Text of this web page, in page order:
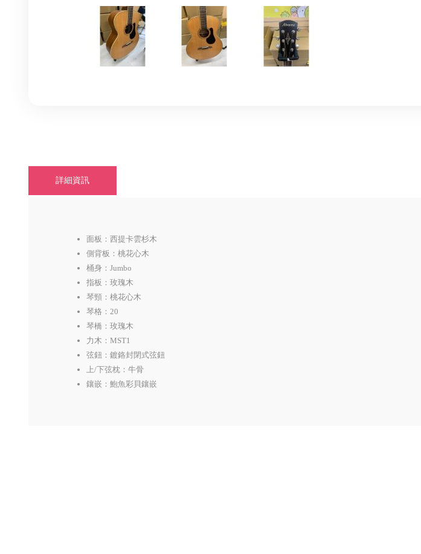
詳細資訊
面板：西提卡雲杉木
側背板：桃花心木
桶身：Jumbo
指板：玫瑰木
琴頸：桃花心木
琴格：20
琴橋：玫瑰木
力木：MST1
弦鈕：鍍鉻封閉式弦鈕
上/下弦枕：牛骨
鑲嵌：鮑魚彩貝鑲嵌